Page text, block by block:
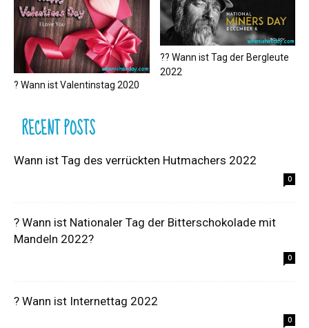
? Wann ist Valentinstag 2020
?‍? Wann ist Tag der Bergleute
2022
RECENT POSTS
Wann ist Tag des verrückten Hutmachers 2022
0
? Wann ist Nationaler Tag der Bitterschokolade mit
Mandeln 2022?
0
? Wann ist Internettag 2022
0